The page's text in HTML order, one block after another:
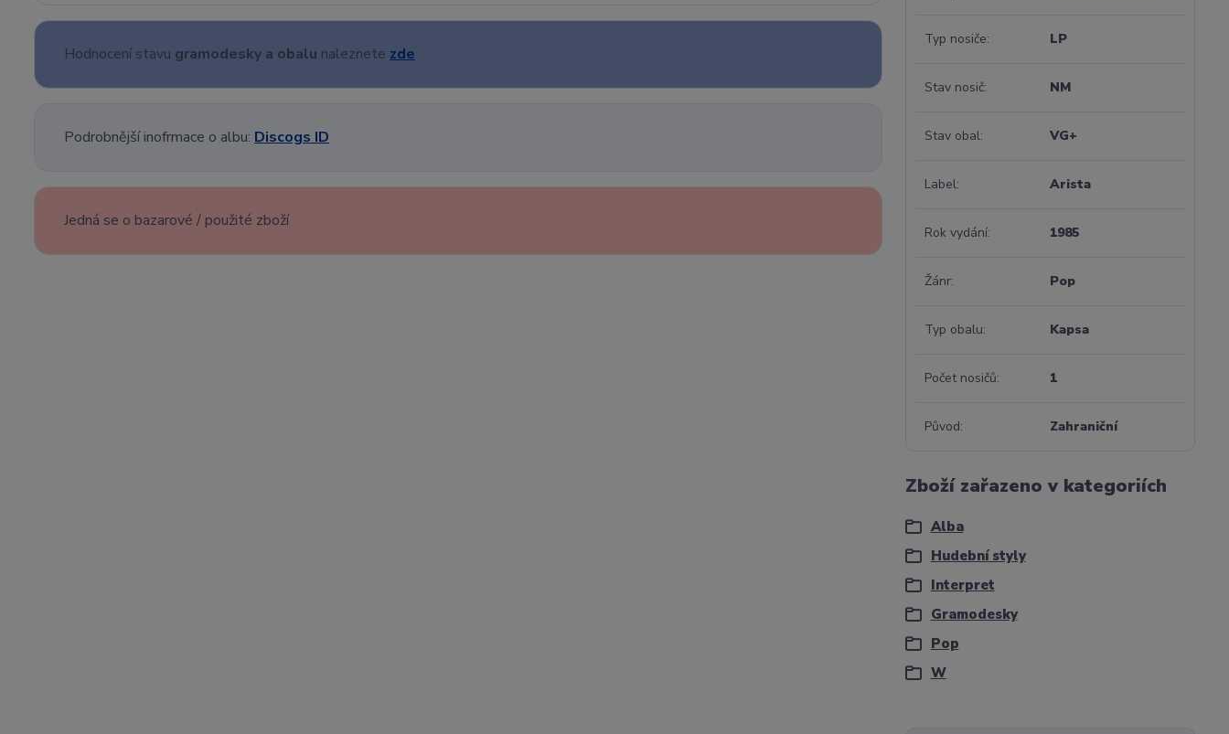
Hodnocení stavu gramodesky a obalu naleznete zde
Podrobnější inofrmace o albu: Discogs ID
Jedná se o bazarové / použité zboží
Typ nosiče LP
Stav nosič NM
Stav obal VG+
Label Arista
Rok vydání 1985
Žánr Pop
Typ obalu Kapsa
Počet nosičů 1
Původ Zahraniční
Zboží zařazeno v kategoriích
Alba
Hudební styly
Interpret
Gramodesky
Pop
W